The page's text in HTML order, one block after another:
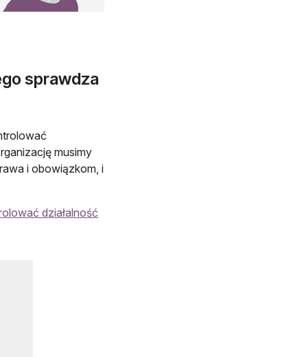
sprawdza
musimy
i obowiązkom, i
działalność